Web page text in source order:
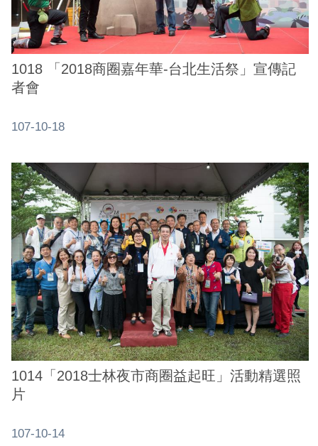
1018 「2018商圈嘉年華-台北生活祭」宣傳記
者會
107-10-18
1014「2018士林夜市商圈益起旺」活動精選照
片
107-10-14